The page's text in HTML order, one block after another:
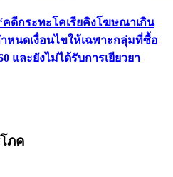
คดีกระทะโคเรียคิงโฆษณาเกิน
หนดเงื่อนไขให้เฉพาะกลุ่มที่ซื้อ
และยังไม่ได้รับการเยียวยา
ภค